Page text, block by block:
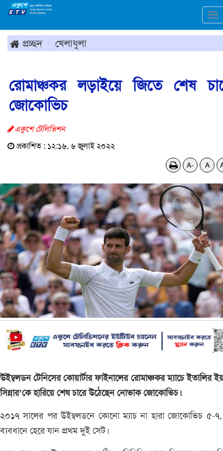
প্রচ্ছদ খেলাধুলা
রোমাঞ্চকর লড়াইয়ে জিতে শেষ
জোকোভিচ
একুশে টেলিভিশন
প্রকাশিত : ১২:১৬, ৬ জুলাই ২০২২
A- A
উইম্বলডন টেনিসের কোয়ার্টার ফাইনালের রোমাঞ্চকর ম্যাচে ইতালির
সিন্নার’কে হারিয়ে শেষ চারে উঠেছেন নোভাক জোকোভিচ।
২০১৭ সালের পর উইম্বলডনে কোনো ম্যাচ না হারা জোকোভিচ ৫-
ব্যবধানে হেরে যান প্রথম দুই সেট।